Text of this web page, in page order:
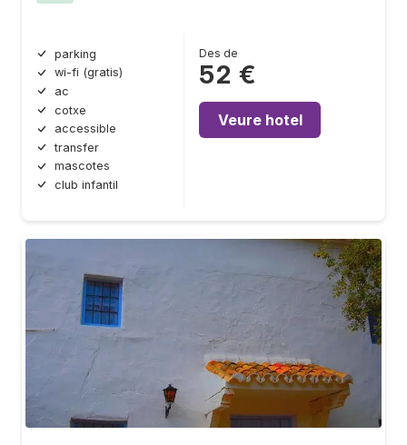
parking
wi-fi (gratis)
ac
cotxe
accessible
transfer
mascotes
club infantil
Des de
52 €
Veure hotel